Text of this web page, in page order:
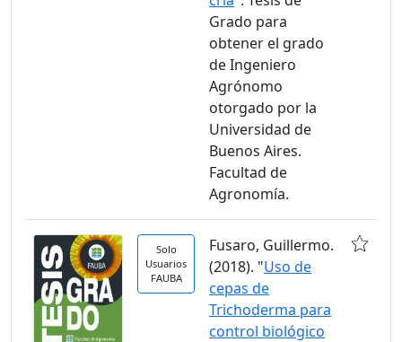
Grado para
obtener el grado
de Ingeniero
Agrónomo
otorgado por la
Universidad de
Buenos Aires.
Facultad de
Agronomía.
Solo
Usuarios
FAUBA
Fusaro, Guillermo.
(2018). "Uso de
cepas de
Trichoderma para
control biológico